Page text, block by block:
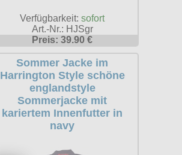
Verfügbarkeit:sofort
Art.-Nr.: HJSgr
Preis: 39.90 €
Sommer Jacke im
Harrington Style schöne
englandstyle
Sommerjacke mit
kariertem Innenfutter in
navy